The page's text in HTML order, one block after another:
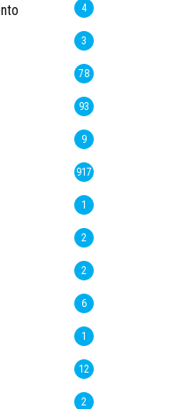
4
3
78
93
9
917
1
2
2
6
1
12
2